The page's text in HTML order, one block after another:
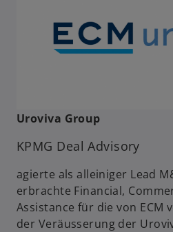
Uroviva Group
KPMG Deal Advisory
agierte als alleiniger Lead
erbrachte Financial,
Assistance für die von ECM
der Veräusserung der